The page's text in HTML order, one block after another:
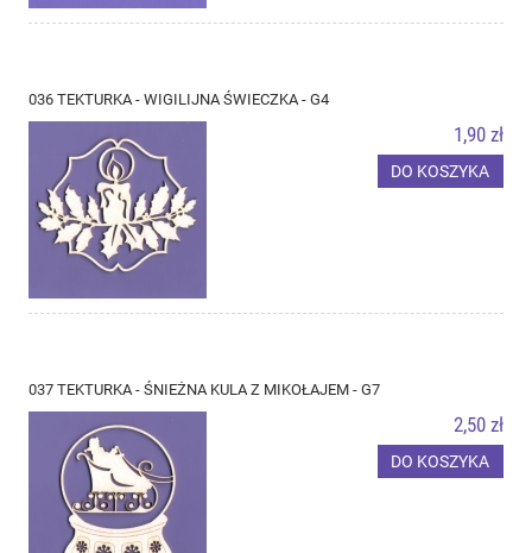
036 TEKTURKA - WIGILIJNA ŚWIECZKA - G4
1,90 zł
DO KOSZYKA
037 TEKTURKA - ŚNIEŻNA KULA Z MIKOŁAJEM - G7
2,50 zł
DO KOSZYKA